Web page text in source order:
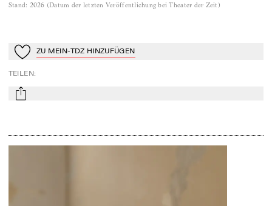
Stand: 2026 (Datum der letzten Veröffentlichung bei Theater der Zeit )
Zu Mein-TdZ hinzufügen
ZU MEIN-TDZ HINZUFÜGEN
TEILEN:
mail